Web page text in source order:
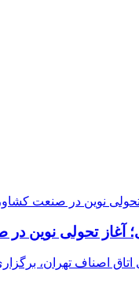
آغاز تحولی نوین